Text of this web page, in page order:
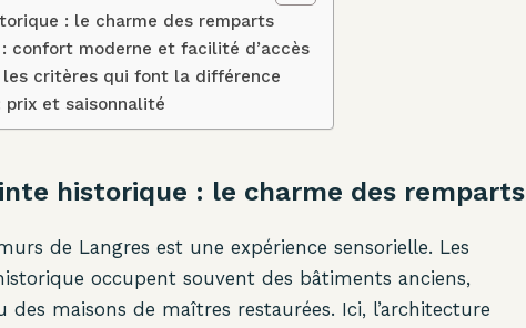
: le charme des remparts
confort moderne et facilité d’accès
les critères qui font la différence
prix et saisonnalité
historique : le charme des remparts
de Langres est une expérience sensorielle. Les
occupent souvent des bâtiments anciens,
des maisons de maîtres restaurées. Ici, l’architecture